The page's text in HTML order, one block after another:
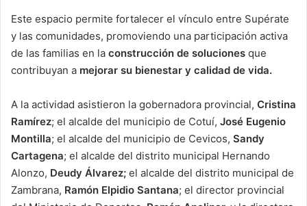
Este espacio permite fortalecer el vínculo entre Supérate
y las comunidades, promoviendo una participación activa
de las familias en la construcción de soluciones que
contribuyan a mejorar su bienestar y calidad de vida.
A la actividad asistieron la gobernadora provincial, Cristina
Ramírez; el alcalde del municipio de Cotuí, José Eugenio
Montilla; el alcalde del municipio de Cevicos, Sandy
Cartagena; el alcalde del distrito municipal Hernando
Alonzo, Deudy Álvarez; el alcalde del distrito municipal de
Zambrana, Ramón Elpidio Santana; el director provincial